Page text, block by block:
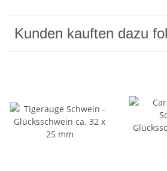
Kunden kauften dazu